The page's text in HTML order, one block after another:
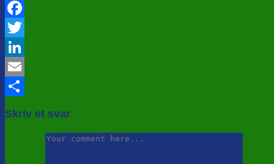
Facebook
Twitter
LinkedIn
Email
Skriv et svar